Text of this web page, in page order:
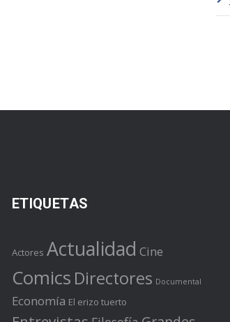
ETIQUETAS
Actores Actualidad Cine
Comics Directores Documental
Economía El erizo tuerto